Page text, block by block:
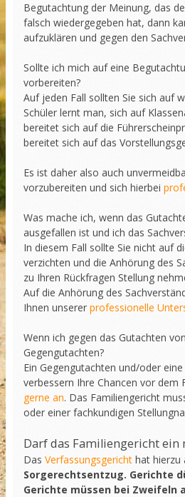
Begutachtung der Meinung, das
falsch wiedergegeben hat, dann
aufzuklären und gegen den
Sollte ich mich auf eine
vorbereiten?
Auf jeden Fall sollten Sie sich auf
Schüler lernt man, sich auf
bereitet sich auf die
bereitet sich auf das
Es ist daher also auch
vorzubereiten und sich hierbei
Was mache ich, wenn das
ausgefallen ist und ich das
In diesem Fall sollte Sie nicht auf
verzichten und die Anhörung des
zu Ihren Rückfragen Stellung
Auf die Anhörung des
Ihnen unserer professionelle
Wenn ich gegen das Gutachten
Gegengutachten?
Ein Gegengutachten und/oder
verbessern Ihre Chancen vor dem
gerne an. Das Familiengericht
oder einer fachkundigen
Darf das Familiengericht ein
Das Verfassungsgericht hat hierzu
Sorgerechtsentzug. Gerichte
Gerichte müssen bei Zweifeln